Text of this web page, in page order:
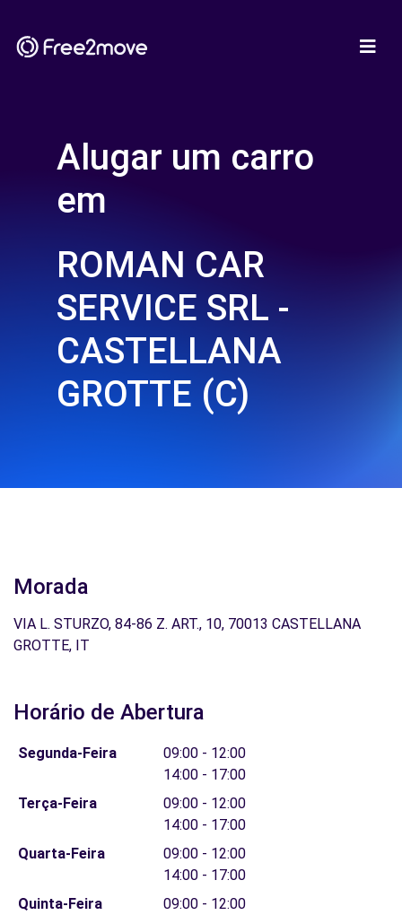
Alugar um carro
em
ROMAN CAR
SERVICE SRL -
CASTELLANA
GROTTE (C)
Morada
VIA L. STURZO, 84-86 Z. ART., 10, 70013 CASTELLANA
GROTTE, IT
Horário de Abertura
Segunda-Feira
09:00 - 12:00
14:00 - 17:00
Terça-Feira
09:00 - 12:00
14:00 - 17:00
Quarta-Feira
09:00 - 12:00
14:00 - 17:00
Quinta-Feira
09:00 - 12:00